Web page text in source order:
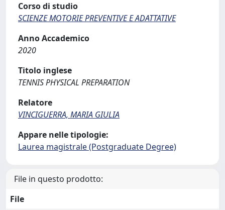
Corso di studio
SCIENZE MOTORIE PREVENTIVE E ADATTATIVE
Anno Accademico
2020
Titolo inglese
TENNIS PHYSICAL PREPARATION
Relatore
VINCIGUERRA, MARIA GIULIA
Appare nelle tipologie:
Laurea magistrale (Postgraduate Degree)
File in questo prodotto:
File